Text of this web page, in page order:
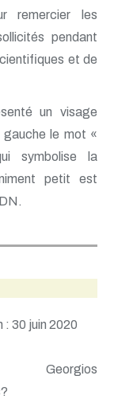
remercier les
pendant
et de
un visage
gauche le mot «
symbolise la
petit est
: 30 juin 2020
Georgios